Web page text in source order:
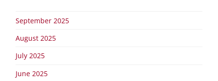
September 2025
August 2025
July 2025
June 2025